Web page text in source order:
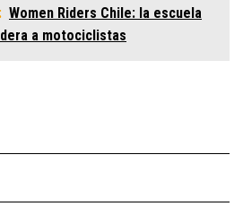
Women Riders Chile: la escuela
a motociclistas